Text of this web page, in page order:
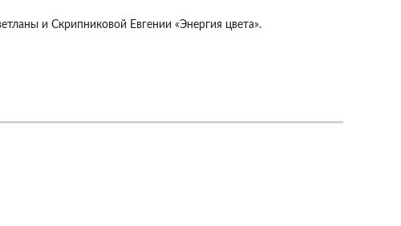
и Скрипниковой Евгении «Энергия цвета».